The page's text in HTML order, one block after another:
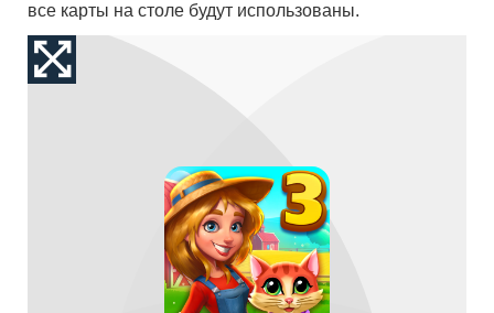
все карты на столе будут использованы.